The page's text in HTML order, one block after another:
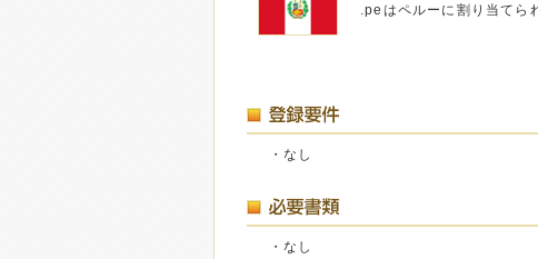
.peはペルーに割り当てら
・なし
・なし